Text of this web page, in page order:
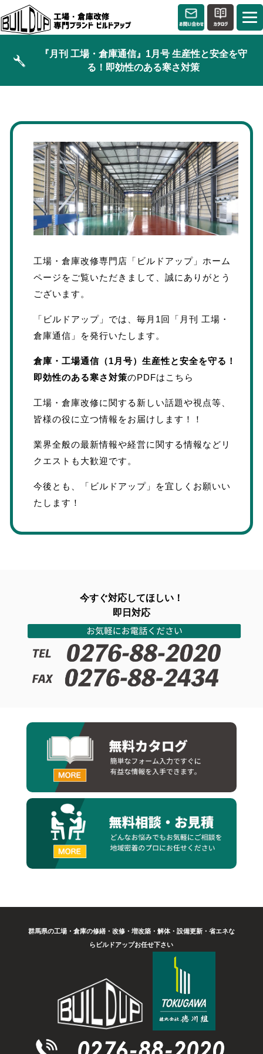
『月刊 工場・倉庫通信』1月号 生産性と安全を守
る！即効性のある寒さ対策
工場・倉庫改修専門店「ビルドアップ」ホーム
ページをご覧いただきまして、誠にありがとう
ございます。
「ビルドアップ」では、毎月1回「月刊 工場・
倉庫通信」を発行いたします。
倉庫・工場通信（1月号）生産性と安全を守る！
即効性のある寒さ対策のPDFはこちら
工場・倉庫改修に関する新しい話題や視点等、
皆様の役に立つ情報をお届けします！！
業界全般の最新情報や経営に関する情報などリ
クエストも大歓迎です。
今後とも、「ビルドアップ」を宜しくお願いい
たします！
今すぐ対応してほしい！
即日対応
群馬県の工場・倉庫の修繕・改修・増改築・解体・設備更新・省エネな
らビルドアップお任せ下さい